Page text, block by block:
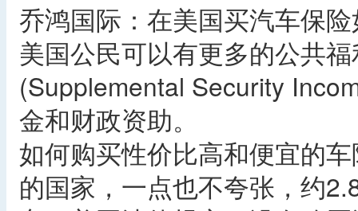
乔鸿国际：在美国买汽车保
美国公民可以有更多的公共
(Supplemental Security
金和财政资助。
如何购买性价比高和便宜的
的国家，一点也不夸张，约